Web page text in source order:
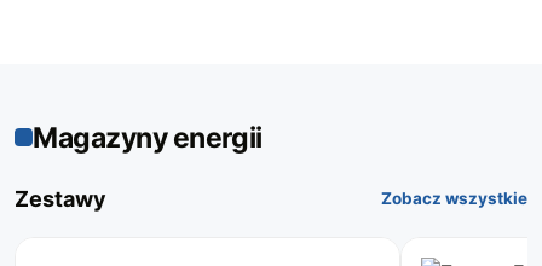
Magazyny energii
Zestawy Zobacz wszystkie